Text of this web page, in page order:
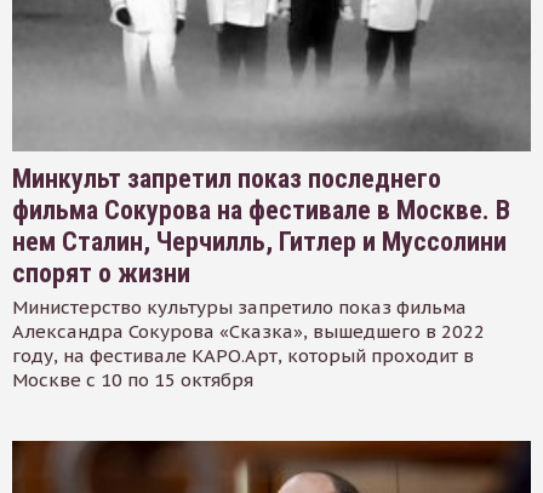
Минкульт запретил показ последнего
фильма Сокурова на фестивале в Москве. В
нем Сталин, Черчилль, Гитлер и Муссолини
спорят о жизни
Министерство культуры запретило показ фильма
Александра Сокурова «Сказка», вышедшего в 2022
году, на фестивале КАРО.Арт, который проходит в
Москве с 10 по 15 октября